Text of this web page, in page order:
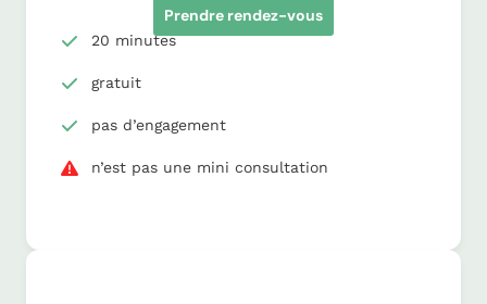
Prendre rendez-vous
20 minutes
gratuit
pas d’engagement
n’est pas une mini consultation